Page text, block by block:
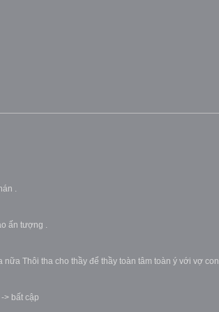
.
ấn tượng .
Thôi tha cho thầy để thầy toàn tâm toàn ý với vợ
> bất cập